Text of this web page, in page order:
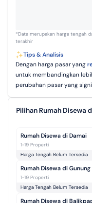
*Data merupakan harga tengah
terakhir
Tips & Analisis
Dengan harga pasar yang
untuk membandingkan
perubahan pasar yang
Pilihan Rumah Disewa
Rumah Disewa di Damai
1-19 Properti
Harga Tengah Belum Tersedia
Rumah Disewa di
1-19 Properti
Harga Tengah Belum Tersedia
Rumah Disewa di